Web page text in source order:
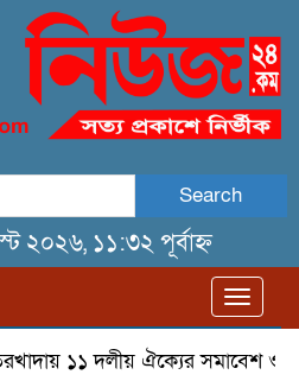
Search
২০২৬, ১১:৩২ পূর্বাহ্ন
১১ দলীয় ঐক্যের সমাবেশ ও গণ